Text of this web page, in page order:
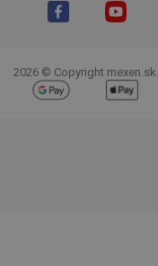
2026 © Copyright